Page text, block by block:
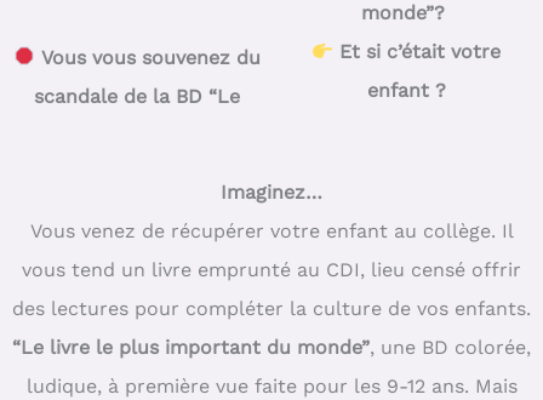
Vous vous souvenez du
scandale de la BD “Le
monde”?
Et si c’était votre
enfant ?
Imaginez…
Vous venez de récupérer votre enfant au collège. Il
vous tend un livre emprunté au CDI, lieu censé offrir
des lectures pour compléter la culture de vos enfants.
“Le livre le plus important du monde”, une BD colorée,
ludique, à première vue faite pour les 9-12 ans. Mais